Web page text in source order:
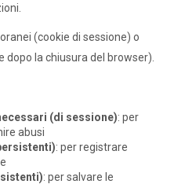
(cookie di sessione) o
la chiusura del browser).
(di sessione): per
abusi
: per registrare
: per salvare le